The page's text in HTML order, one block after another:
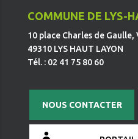
COMMUNE DE LYS-
10 place Charles de Gaulle,
49310 LYS HAUT LAYON
Tél. : 02 41 75 80 60
NOUS CONTACTER